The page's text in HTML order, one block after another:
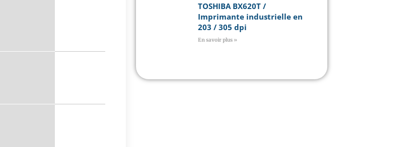
TOSHIBA BX620T /
Imprimante industrielle en
203 / 305 dpi
En savoir plus »